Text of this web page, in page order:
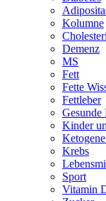
Kolumne
Demenz
MS
Fett
Fette
Fettleber
Gesunde
Kinder
Krebs
Sport
Vitamin